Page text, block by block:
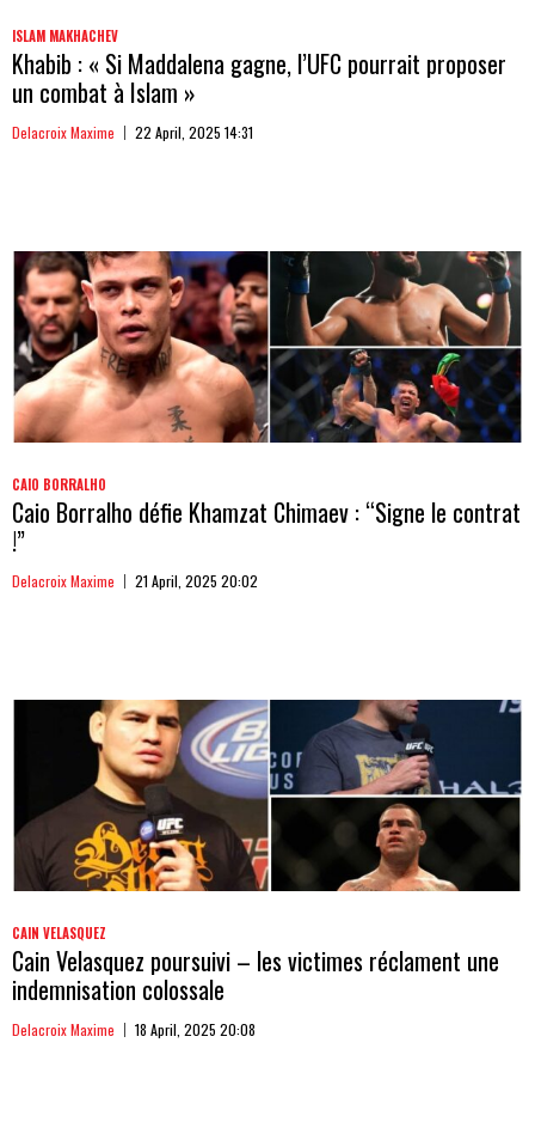
ISLAM MAKHACHEV
Khabib : « Si Maddalena gagne, l’UFC pourrait proposer
un combat à Islam »
Delacroix Maxime 22 April, 2025 14:31
CAIO BORRALHO
Caio Borralho défie Khamzat Chimaev : “Signe le contrat
!”
Delacroix Maxime 21 April, 2025 20:02
CAIN VELASQUEZ
Cain Velasquez poursuivi – les victimes réclament une
indemnisation colossale
Delacroix Maxime 18 April, 2025 20:08